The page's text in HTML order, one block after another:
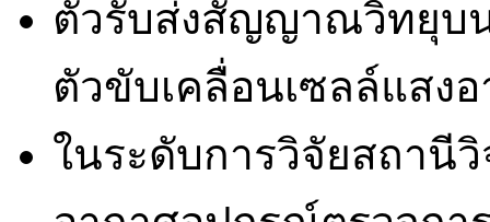
ตัวรับส่งสัญญาณวิทยุบ
ตัวขับเคลื่อนเซลล์แสง
ในระดับการวิจัยสถานี